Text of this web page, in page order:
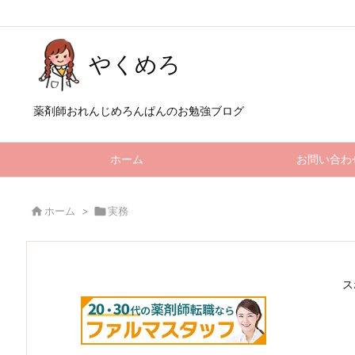
やくめろ
薬剤師おれんじめろんぱんのお勉強ブログ
ホーム お問い合わ
 ホーム > 実務